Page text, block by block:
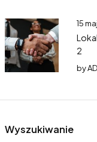
15
2
by
Wyszukiwanie